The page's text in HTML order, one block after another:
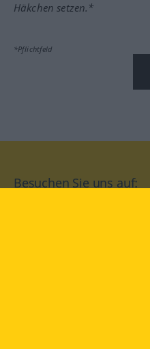
Häkchen setzen.*
*Pflichtfeld
Besuchen Sie uns auf: